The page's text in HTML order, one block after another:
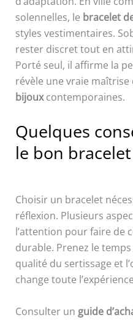
solennelles, le bracelet
styles vestimentaires.
rester discret tout en
Porté seul, il affirme la
révèle une vraie maîtrise
bijouxcontemporaines.
Quelques
le bon
Choisir un bracelet
réflexion. Plusieurs
l’attention pour faire de
durable. Prenez le
qualité du sertissage et
change toute
Consulter un guide